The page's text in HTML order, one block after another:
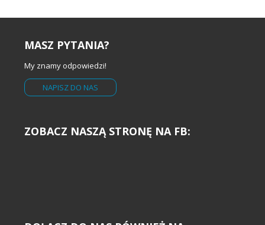
MASZ PYTANIA?
My znamy odpowiedzi!
NAPISZ DO NAS
ZOBACZ NASZĄ STRONĘ NA FB: